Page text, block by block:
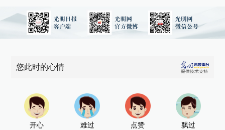
您此时的心情
开心 难过 点赞 飘过